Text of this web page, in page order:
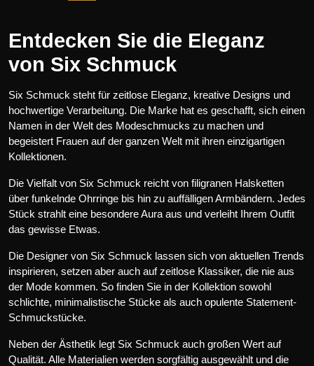
Entdecken Sie die Eleganz
von Six Schmuck
Six Schmuck steht für zeitlose Eleganz, kreative Designs und
hochwertige Verarbeitung. Die Marke hat es geschafft, sich einen
Namen in der Welt des Modeschmucks zu machen und
begeistert Frauen auf der ganzen Welt mit ihren einzigartigen
Kollektionen.
Die Vielfalt von Six Schmuck reicht von filigranen Halsketten
über funkelnde Ohrringe bis hin zu auffälligen Armbändern. Jedes
Stück strahlt eine besondere Aura aus und verleiht Ihrem Outfit
das gewisse Etwas.
Die Designer von Six Schmuck lassen sich von aktuellen Trends
inspirieren, setzen aber auch auf zeitlose Klassiker, die nie aus
der Mode kommen. So finden Sie in der Kollektion sowohl
schlichte, minimalistische Stücke als auch opulente Statement-
Schmuckstücke.
Neben der Ästhetik legt Six Schmuck auch großen Wert auf
Qualität. Alle Materialien werden sorgfältig ausgewählt und die